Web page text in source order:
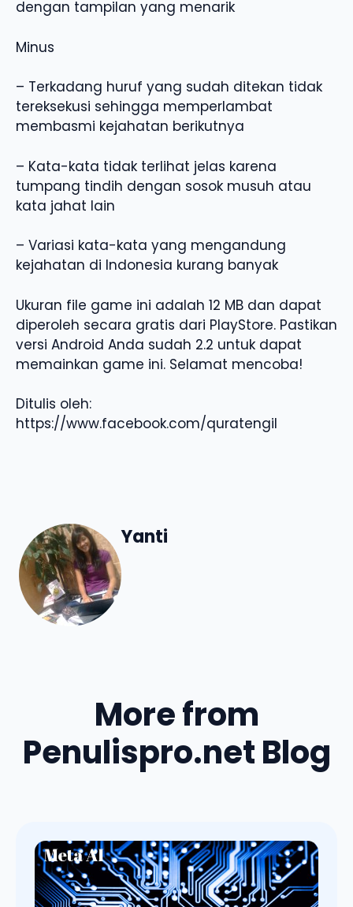
dengan tampilan yang menarik
Minus
– Terkadang huruf yang sudah ditekan tidak
tereksekusi sehingga memperlambat
membasmi kejahatan berikutnya
– Kata-kata tidak terlihat jelas karena
tumpang tindih dengan sosok musuh atau
kata jahat lain
– Variasi kata-kata yang mengandung
kejahatan di Indonesia kurang banyak
Ukuran file game ini adalah 12 MB dan dapat
diperoleh secara gratis dari PlayStore. Pastikan
versi Android Anda sudah 2.2 untuk dapat
memainkan game ini. Selamat mencoba!
Ditulis oleh:
https://www.facebook.com/quratengil
Yanti
More from
Penulispro.net Blog